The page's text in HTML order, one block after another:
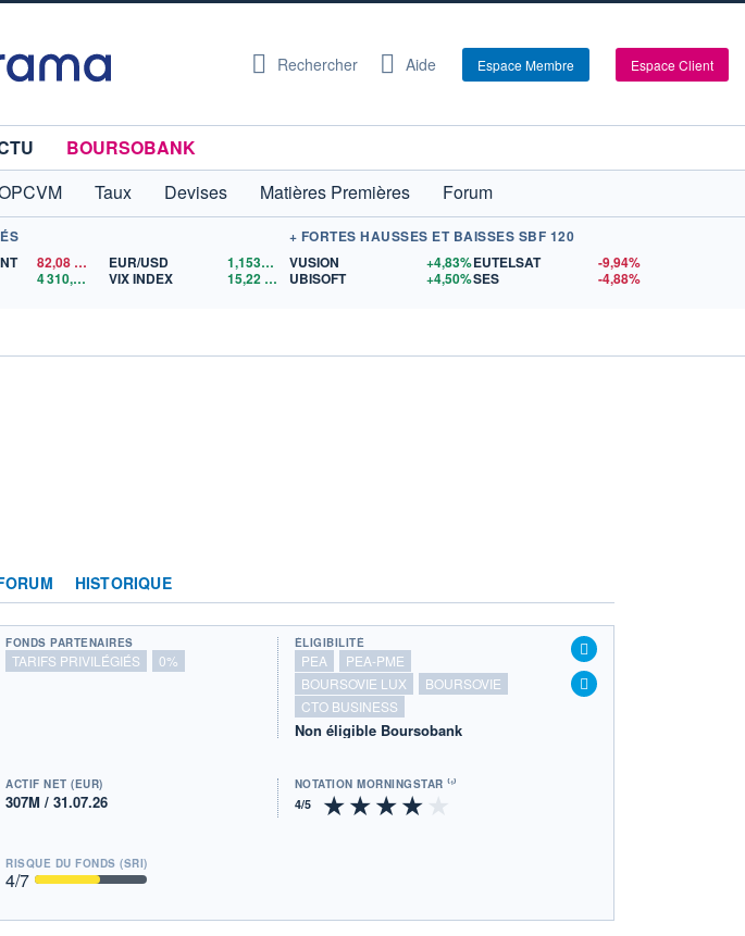
Rechercher Aide Espace Membre Espace Client
BOURSOBANK
Taux Devises Matières Premières
Forum
82,08
4 310,93 $US
EUR/USD 1,1532$US
VIX INDEX
15,22
+ FORTES HAUSSES ET BAISSES SBF 120
VUSION
+4,83%
UBISOFT
+4,50%
EUTELSAT
-9,94%
SES
-4,88%
HISTORIQUE
FONDS PARTENAIRES
TARIFS PRIVILÉGIÉS 0%
ÉLIGIBILITÉ
PEA
PEA-PME
BOURSOVIE LUX
BOURSOVIE
CTO BUSINESS
Non éligible Boursobank
ACTIF NET (EUR)
307M / 31.07.26
NOTATION MORNINGSTAR ⁽¹⁾
RISQUE DU FONDS (SRI)
4/7